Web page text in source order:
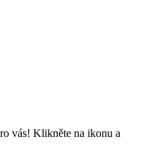
vás! Klikněte na ikonu a